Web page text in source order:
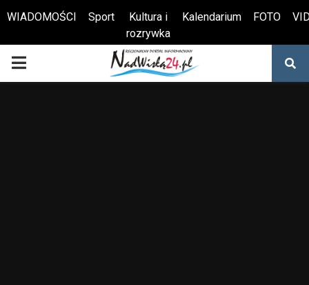
Otwórz pasek narzędzi
WIADOMOŚCI Sport
Kultura i
rozrywka
Kalendarium FOTO
PRIMARY